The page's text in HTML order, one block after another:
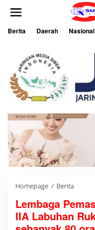
Berita Daerah Nasional
Homepage / Berita
m
b
g
Lembaga
IIA Labuhan